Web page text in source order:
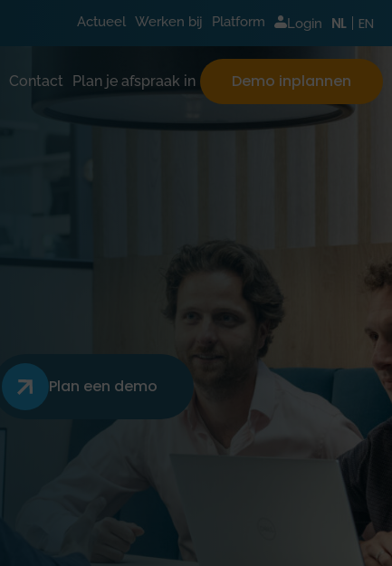
Actueel Werken bij Platform Login NL EN
Contact Plan je afspraak in Demo inplannen
Plan een demo